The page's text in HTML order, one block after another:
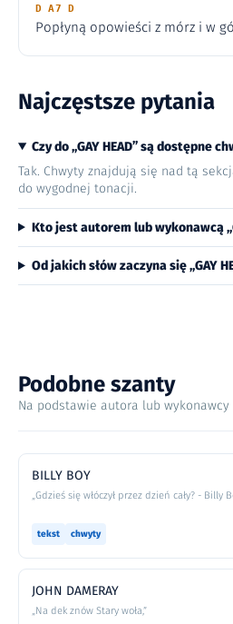
D A7 D
Popłyną opowieści z mórz i w
Najczęstsze pytania
Czy do „GAY HEAD” są dostępne
Tak. Chwyty znajdują się nad tą
do wygodnej tonacji.
Kto jest autorem lub wykonawcą
Od jakich słów zaczyna się „GAY
Podobne szanty
Na podstawie autora lub wykonawcy
BILLY BOY
„Gdzieś się włóczył przez dzień cały? - Billy
tekst chwyty
JOHN DAMERAY
„Na dek znów Stary woła,”